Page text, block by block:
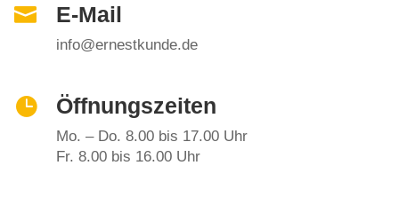
 E-Mail
info@ernestkunde.de
 Öffnungszeiten
Mo. – Do. 8.00 bis 17.00 Uhr
Fr. 8.00 bis 16.00 Uhr